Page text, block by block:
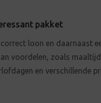
pakket
correct loon en daarnaast
voordelen, zoals
en verschillende